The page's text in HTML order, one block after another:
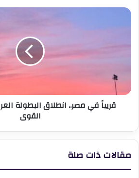
قريباً
لألعاب
القوى
قريباً في مصر.. انطلاق البطولة
القوى
مقالات ذات صلة